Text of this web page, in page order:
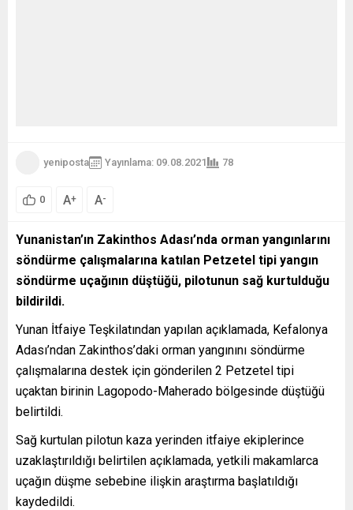
yeniposta Yayınlama: 09.08.2021 78
0 A+ A-
Yunanistan’ın Zakinthos Adası’nda orman yangınlarını
söndürme çalışmalarına katılan Petzetel tipi yangın
söndürme uçağının düştüğü, pilotunun sağ kurtulduğu
bildirildi.
Yunan İtfaiye Teşkilatından yapılan açıklamada, Kefalonya
Adası’ndan Zakinthos’daki orman yangınını söndürme
çalışmalarına destek için gönderilen 2 Petzetel tipi
uçaktan birinin Lagopodo-Maherado bölgesinde düştüğü
belirtildi.
Sağ kurtulan pilotun kaza yerinden itfaiye ekiplerince
uzaklaştırıldığı belirtilen açıklamada, yetkili makamlarca
uçağın düşme sebebine ilişkin araştırma başlatıldığı
kaydedildi.